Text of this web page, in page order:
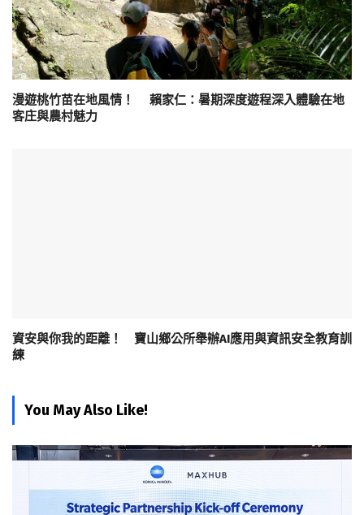
漫遊桃竹苗在地風情！ 賴家仁：暑期深度遊程深入體驗在地
客庄與農村魅力
資安與你我的距離！ 寶山鄉公所舉辦AI應用與資訊安全教育訓
練
You May Also Like!